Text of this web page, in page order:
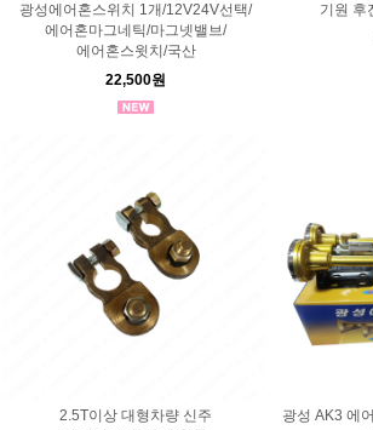
광성에어혼스위치 1개/12V24V선택/
에어혼마그네틱/마그넷밸브/
에어혼스윗치/국산
22,500원
기원 후
2.5T이상 대형차량 신주
광성 AK3 에